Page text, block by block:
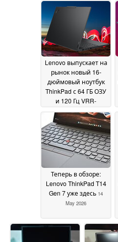
Lenovo выпускает на
рынок новый 16-
дюймовый ноутбук
ThinkPad с 64 ГБ ОЗУ
и 120 Гц VRR-
20 May 2026
Теперь в обзоре:
Lenovo ThinkPad T14
Gen 7 уже здесь 14
May 2026